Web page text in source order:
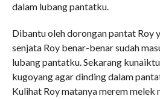
dalam lubang pantatku.
Dibantu oleh dorongan pantat Roy
senjata Roy benar-benar sudah
lubang pantatku. Sekarang
kugoyang agar dinding dalam
Kulihat Roy matanya merem melek